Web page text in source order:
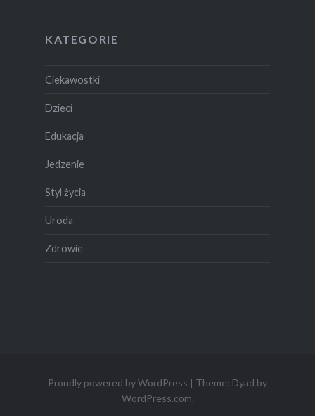
KATEGORIE
Ciekawostki
Dzieci
Edukacja
Jedzenie
Styl życia
Uroda
Zdrowie
Proudly powered by WordPress | Theme: Dyad by
WordPress.com.